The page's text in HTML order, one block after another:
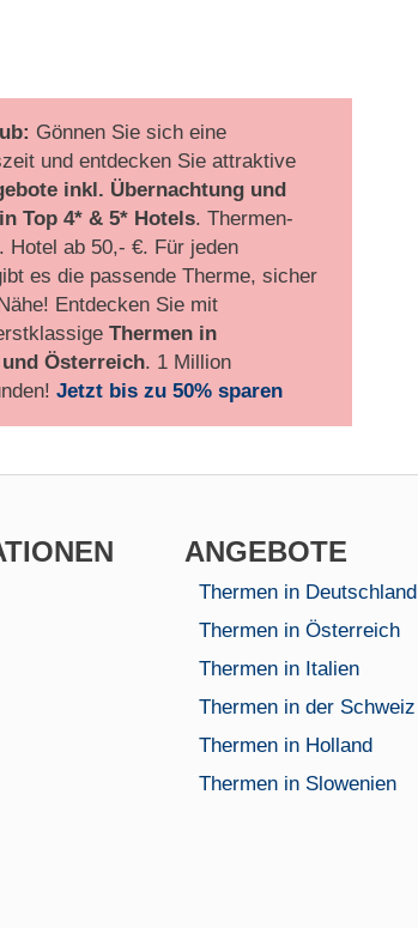
Gönnen Sie sich eine
und entdecken Sie attraktive
inkl. Übernachtung und
in Top 4* & 5* Hotels. Thermen-
Hotel ab 50,- €. Für jeden
es die passende Therme, sicher
Entdecken Sie mit
Thermen in
Österreich. 1 Million
Jetzt bis zu 50% sparen
AN­GEBOTE
Thermen in Deutschland
Thermen in Österreich
Thermen in Italien
Thermen in der Schweiz
Thermen in Holland
Thermen in Slowenien